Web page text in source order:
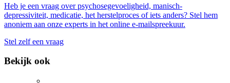
Heb je een vraag over psychosegevoeligheid, manisch-
depressiviteit, medicatie, het herstelproces of iets anders? Stel hem
anoniem aan onze experts in het online e-mailspreekuur.
Stel zelf een vraag
Bekijk ook